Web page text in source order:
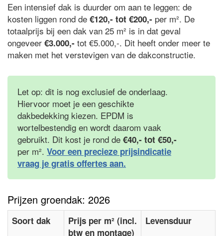
Een intensief dak is duurder om aan te leggen: de
kosten liggen rond de €120,- tot €200,- per m². De
totaalprijs bij een dak van 25 m² is in dat geval
ongeveer €3.000,- tot €5.000,-. Dit heeft onder meer te
maken met het verstevigen van de dakconstructie.
Let op: dit is nog exclusief de onderlaag.
Hiervoor moet je een geschikte
dakbedekking kiezen. EPDM is
wortelbestendig en wordt daarom vaak
gebruikt. Dit kost je rond de €40,- tot €50,-
per m². Voor een precieze prijsindicatie
vraag je gratis offertes aan.
Prijzen groendak: 2026
Soort dak
Prijs per m² (incl.
btw en montage)
Levensduur